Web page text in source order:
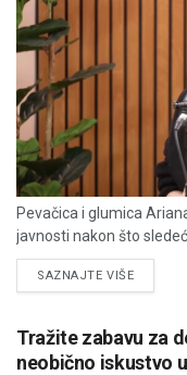
Pevačica i glumica
javnosti nakon što
SAZNAJTE VIŠEDETAILS
Tražite zabavu za
neobično iskustvo